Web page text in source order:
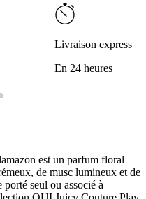
Livraison express
En 24 heures
est un parfum floral
de musc lumineux et de
seul ou associé à